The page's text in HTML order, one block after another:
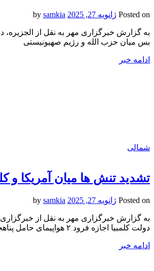
Posted on ژانویه 27, 2025 samkia
به گزارش خبرگزاری مهر به نقل از الجزیره،
بس میان حزب الله و رژیم صهیونیستی
ادامه خبر
شمالی
تشدید تنش ها میان آمریکا و
Posted on ژانویه 27, 2025 samkia
به گزارش خبرگزاری مهر به نقل از خبرگزاری
دولت کلمبیا اجازه فرود ۲ هواپیمای حامل پناهجویان
ادامه خبر